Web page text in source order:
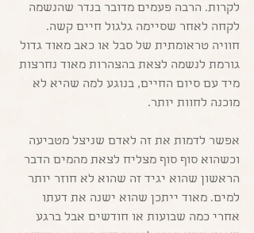
לקרות. הרבה פעמים מדובר בנדר שהנשמה
לקחה לאחר שסיימה גלגול חיים קשה.
חוויה טראומתית של סבל או כאב מאוד גדול
גורמת לנשמה לצאת בהצהרות מאוד נחרצות
מיד עם סיום החיים, בנוגע למה שהיא לא
מוכנה לחוות יותר.
אפשר לדמות את זה לאדם שניצל מטביעה
וכשהוא סוף סוף מצליח לצאת מהמים הדבר
הראשון שהוא יגיד זה שהוא לא חוזר יותר
למים. מאוד ייתכן שהוא ישנה את דעתו
אחרי כמה שבועות או חודשים אבל ברגע